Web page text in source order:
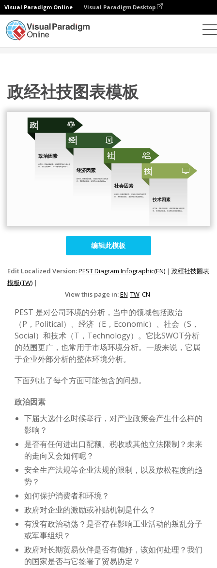
Visual Paradigm Online Visual Paradigm Desktop
政经社技图表模板
编辑此模板
Edit Localized Version:PEST Diagram Infographic(EN) | 政經社技圖表
模板(TW) |
View this page in:EN TW CN
PEST 是对公司环境的分析，当中的领域包括政治
（P，Political）、经济（E，Economic）、社会（S，
Social）和技术（T，Technology）。它比SWOT分析
的范围更广，也常用于市场环境分析。一般来说，它属
于企业外部分析的整体环境分析。
下面列出了每个方面可能包含的问题。
政治因素
下届大选什么时候举行，对产业政策会产生什么样的
影响？
是否有任何进出口配额、税收或其他立法限制？未来
的走向又会如何呢？
安全生产法规等企业法规的限制，以及放松程度的趋
势？
如何保护消费者和环境？
政府对企业的激励或补贴机制是什么？
有没有政治动荡？是否存在影响工业活动的叛乱分子
或军事组织？
政府对长期贸易伙伴是否有偏好，该如何处理？我们
的国家是否与它签署了贸易协定？